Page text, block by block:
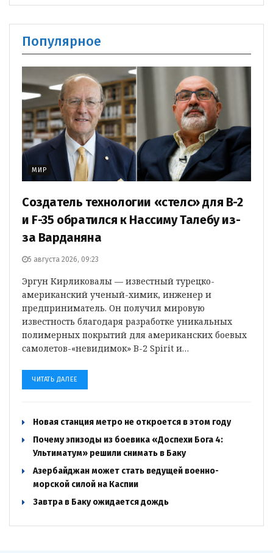
Популярное
МИР
Создатель технологии «стелс» для B-2
и F-35 обратился к Нассиму Талебу из-
за Варданяна
5 августа 2026, 09:23
Эргун Кирликовалы — известный турецко-
американский ученый-химик, инженер и
предприниматель. Он получил мировую
известность благодаря разработке уникальных
полимерных покрытий для американских боевых
самолетов-«невидимок» B-2 Spirit и…
ЧИТАТЬ ДАЛЕЕ
Новая станция метро не откроется в этом году
Почему эпизоды из боевика «Доспехи Бога 4:
Ультиматум» решили снимать в Баку
Азербайджан может стать ведущей военно-
морской силой на Каспии
Завтра в Баку ожидается дождь